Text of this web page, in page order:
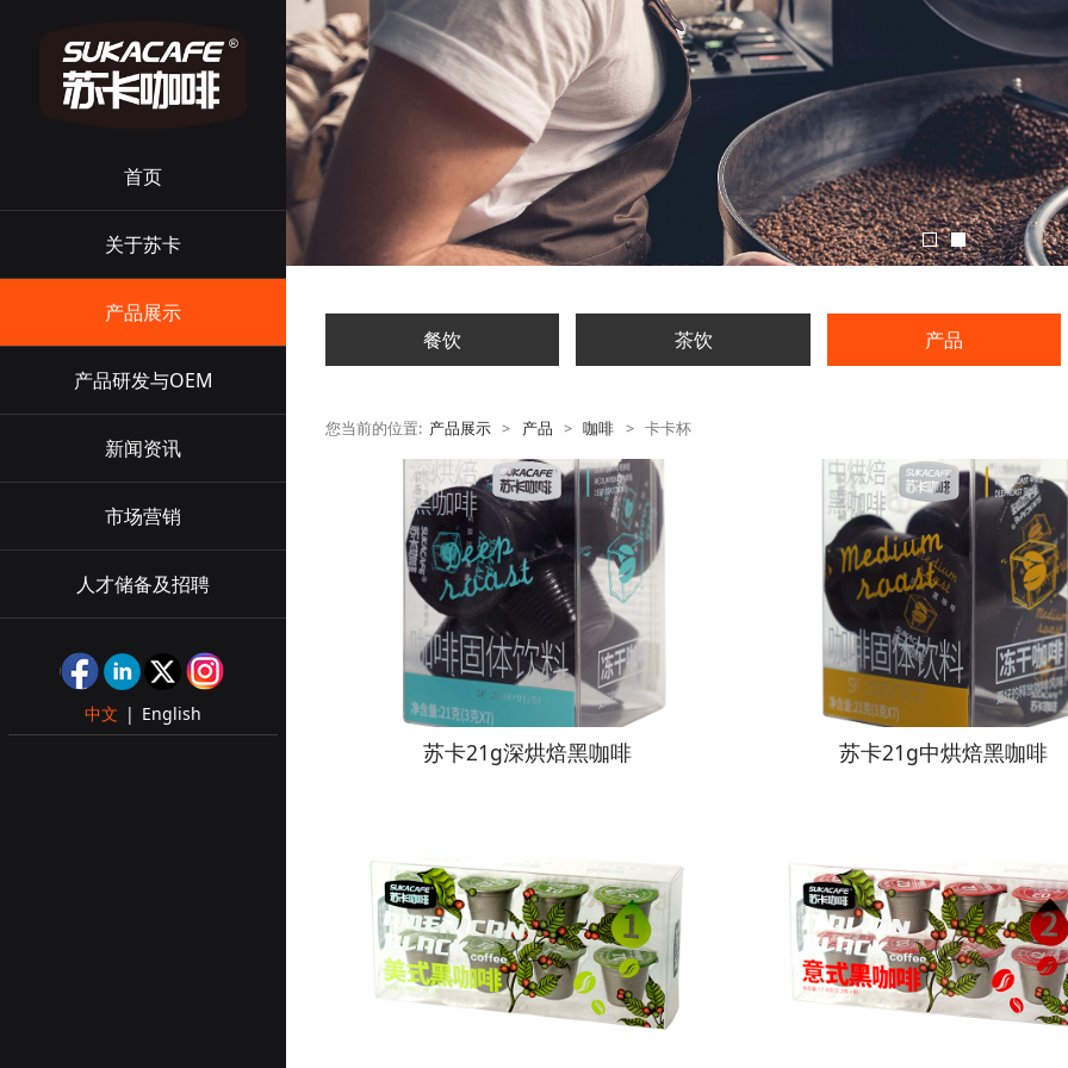
首页
关于苏卡
产品展示
产品研发与OEM
新闻资讯
市场营销
人才储备及招聘
中文 | English
餐饮 茶饮 产品
您当前的位置:产品展示 > 产品 > 咖啡 > 卡卡杯
苏卡21g深烘焙黑咖啡 苏卡21g中烘焙黑咖啡